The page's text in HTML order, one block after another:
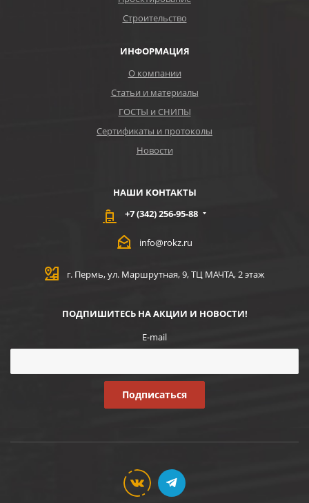
Строительство
ИНФОРМАЦИЯ
О компании
Статьи и материалы
ГОСТЫ и СНИПЫ
Сертификаты и протоколы
Новости
НАШИ КОНТАКТЫ
+7 (342) 256-95-88
info@rokz.ru
г. Пермь, ул. Маршрутная, 9, ТЦ МАЧТА, 2 этаж
ПОДПИШИТЕСЬ НА АКЦИИ И НОВОСТИ!
E-mail